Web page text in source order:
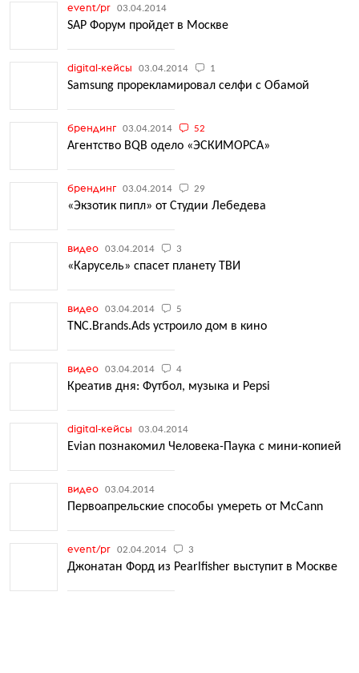
event/pr 03.04.2014
SAP Форум пройдет в Москве
digital-кейсы 03.04.2014 1
Samsung прорекламировал селфи с Обамой
брендинг 03.04.2014 52
Агентство BQB одело «ЭСКИМОРСА»
брендинг 03.04.2014 29
«Экзотик пипл» от Студии Лебедева
видео 03.04.2014 3
«Карусель» спасет планету ТВИ
видео 03.04.2014 5
TNC.Brands.Ads устроило дом в кино
видео 03.04.2014 4
Креатив дня: Футбол, музыка и Pepsi
digital-кейсы 03.04.2014
Еvian познакомил Человека-Паука с мини-копией
видео 03.04.2014
Первоапрельские способы умереть от McCann
event/pr 02.04.2014 3
Джонатан Форд из Pearlfisher выступит в Москве